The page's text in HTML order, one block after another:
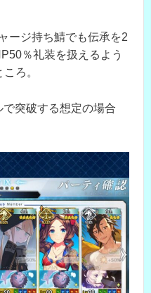
ージ持ち鯖でも伝承を2
％礼装を扱えるよう
ろ。
突破する想定の場合